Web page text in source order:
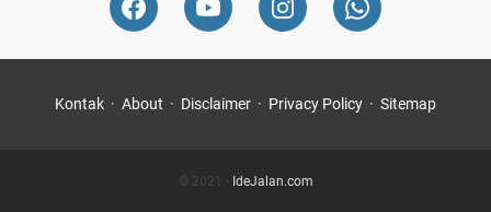
Kontak About Disclaimer Privacy Policy Sitemap
© 2021 - IdeJalan.com